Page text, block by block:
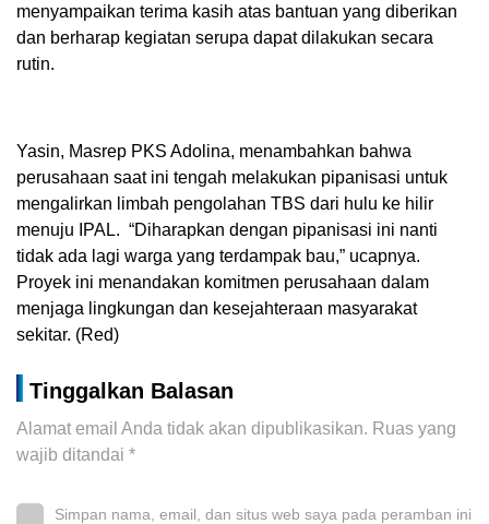
menyampaikan terima kasih atas bantuan yang diberikan
dan berharap kegiatan serupa dapat dilakukan secara
rutin.
Yasin, Masrep PKS Adolina, menambahkan bahwa
perusahaan saat ini tengah melakukan pipanisasi untuk
mengalirkan limbah pengolahan TBS dari hulu ke hilir
menuju IPAL. “Diharapkan dengan pipanisasi ini nanti
tidak ada lagi warga yang terdampak bau,” ucapnya.
Proyek ini menandakan komitmen perusahaan dalam
menjaga lingkungan dan kesejahteraan masyarakat
sekitar. (Red)
Tinggalkan Balasan
Alamat email Anda tidak akan dipublikasikan. Ruas yang
wajib ditandai *
Simpan nama, email, dan situs web saya pada peramban ini